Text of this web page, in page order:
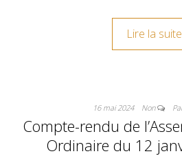
Lire la suite
16 mai 2024 Non
Compte-rendu de
Ordinaire du 12